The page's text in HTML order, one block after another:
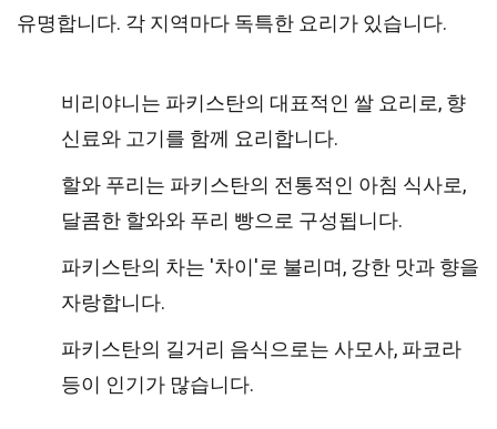
유명합니다. 각 지역마다 독특한 요리가 있습니다.
비리야니는 파키스탄의 대표적인 쌀 요리로, 향
신료와 고기를 함께 요리합니다.
할와 푸리는 파키스탄의 전통적인 아침 식사로,
달콤한 할와와 푸리 빵으로 구성됩니다.
파키스탄의 차는 '차이'로 불리며, 강한 맛과 향을
자랑합니다.
파키스탄의 길거리 음식으로는 사모사, 파코라
등이 인기가 많습니다.